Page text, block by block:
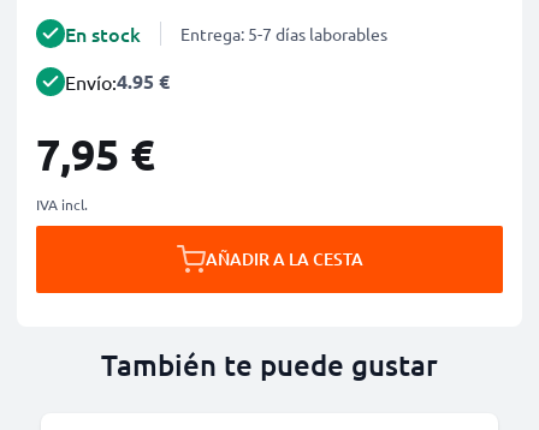
En stock Entrega: 5-7 días laborables
Envío:4.95 €
7,95 €
IVA incl.
AÑADIR A LA CESTA
También te puede gustar